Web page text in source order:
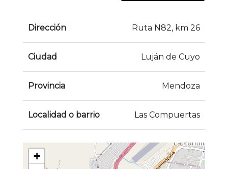
Dirección Ruta N82, km 26
Ciudad Luján de Cuyo
Provincia Mendoza
Localidad o barrio Las Compuertas
+